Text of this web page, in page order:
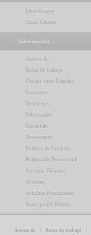
Identificarse
Crear Cuenta
Información
Acerca de
Bolsa de trabajo
Condiciones Legales
Contactar
Descargas
Fabricantes
Garantías
Newsletters
Política de Cookies
Política de Privacidad
Servicio Técnico
Sitemap
Solicitar Presupuesto
Suscripción Boletín
Acerca de Bolsa de trabajo